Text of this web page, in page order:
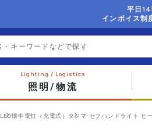
平日
インボイス制
照明/物流
LED懐中電灯（充電式） タジマ セフハンドライト